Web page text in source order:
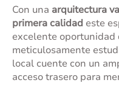
Con una arquitectura
primera calidad este
excelente oportunidad
meticulosamente
local cuente con un
acceso trasero para